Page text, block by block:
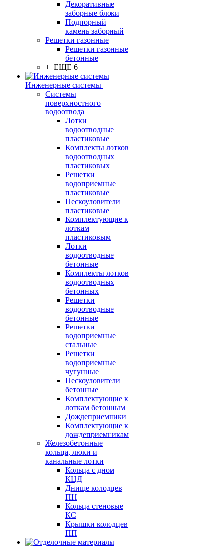
Декоративные
заборные блоки
Подпорный
камень заборный
Решетки газонные
Решетки газонные
бетонные
+ ЕЩЕ 6
Инженерные системы
Системы
поверхностного
водоотвода
Лотки
водоотводные
пластиковые
Комплекты лотков
водоотводных
пластиковых
Решетки
водоприемные
пластиковые
Пескоуловители
пластиковые
Комплектующие к
лоткам
пластиковым
Лотки
водоотводные
бетонные
Комплекты лотков
водоотводных
бетонных
Решетки
водоотводные
бетонные
Решетки
водоприемные
стальные
Решетки
водоприемные
чугунные
Пескоуловители
бетонные
Комплектующие к
лоткам бетонным
Дождеприемники
Комплектующие к
дождеприемникам
Железобетонные
кольца, люки и
канальные лотки
Кольца с дном
КЦД
Днище колодцев
ПН
Кольца стеновые
КС
Крышки колодцев
ПП